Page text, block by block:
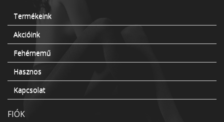
Termékeink
Akcióink
Fehérnemű
Hasznos
Kapcsolat
FIÓK